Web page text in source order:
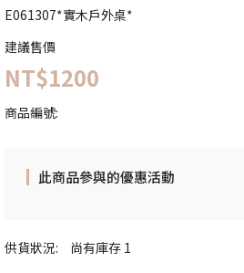
E061307*實木戶外桌*
建議售價
NT$1200
商品編號:
供貨狀況: 尚有庫存 1
此商品參與的優惠活動